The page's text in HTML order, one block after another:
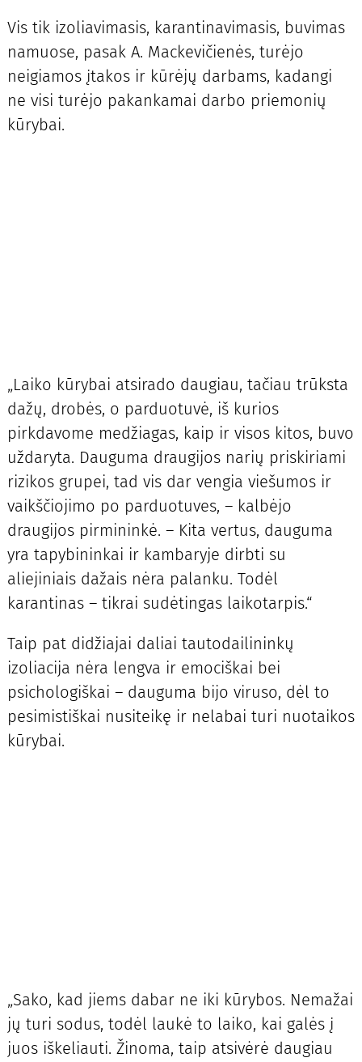
Vis tik izoliavimasis, karantinavimasis, buvimas
namuose, pasak A. Mackevičienės, turėjo
neigiamos įtakos ir kūrėjų darbams, kadangi
ne visi turėjo pakankamai darbo priemonių
kūrybai.
„Laiko kūrybai atsirado daugiau, tačiau trūksta
dažų, drobės, o parduotuvė, iš kurios
pirkdavome medžiagas, kaip ir visos kitos, buvo
uždaryta. Dauguma draugijos narių priskiriami
rizikos grupei, tad vis dar vengia viešumos ir
vaikščiojimo po parduotuves, – kalbėjo
draugijos pirmininkė. – Kita vertus, dauguma
yra tapybininkai ir kambaryje dirbti su
aliejiniais dažais nėra palanku. Todėl
karantinas – tikrai sudėtingas laikotarpis.“
Taip pat didžiajai daliai tautodailininkų
izoliacija nėra lengva ir emociškai bei
psichologiškai – dauguma bijo viruso, dėl to
pesimistiškai nusiteikę ir nelabai turi nuotaikos
kūrybai.
„Sako, kad jiems dabar ne iki kūrybos. Nemažai
jų turi sodus, todėl laukė to laiko, kai galės į
juos iškeliauti. Žinoma, taip atsivėrė daugiau